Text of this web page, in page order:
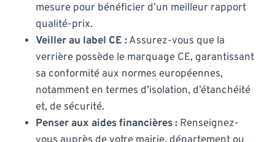
mesure pour bénéficier d’un meilleur rapport
qualité-prix.
Veiller au label CE :Assurez-vous que la
verrière possède le marquage CE, garantissant
sa conformité aux normes européennes,
notamment en termes d’isolation, d’étanchéité
et, de sécurité.
Penser aux aides financières : Renseignez-